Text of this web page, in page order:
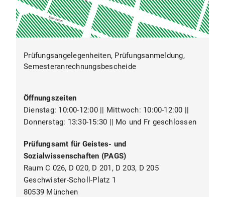
Prüfungsangelegenheiten, Prüfungsanmeldung,
Semesteranrechnungsbescheide
Öffnungszeiten
Dienstag: 10:00-12:00 || Mittwoch: 10:00-12:00 ||
Donnerstag: 13:30-15:30 || Mo und Fr geschlossen
Prüfungsamt für Geistes- und
Sozialwissenschaften (PAGS)
Raum C 026, D 020, D 201, D 203, D 205
Geschwister-Scholl-Platz 1
80539 München